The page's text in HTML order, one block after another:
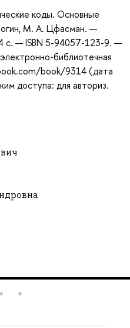
коды. Основные
М. А. Цфасман. —
— ISBN 5-94057-123-9. —
библиотечная
book/9314 (дата
доступа: для авториз.